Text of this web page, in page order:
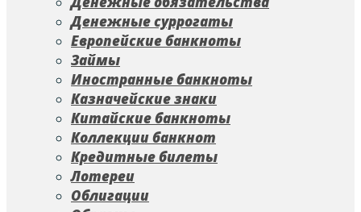
Денежные суррогаты
Европейские банкноты
Займы
Иностранные банкноты
Казначейские знаки
Китайские банкноты
Коллекции банкнот
Кредитные билеты
Лотереи
Облигации